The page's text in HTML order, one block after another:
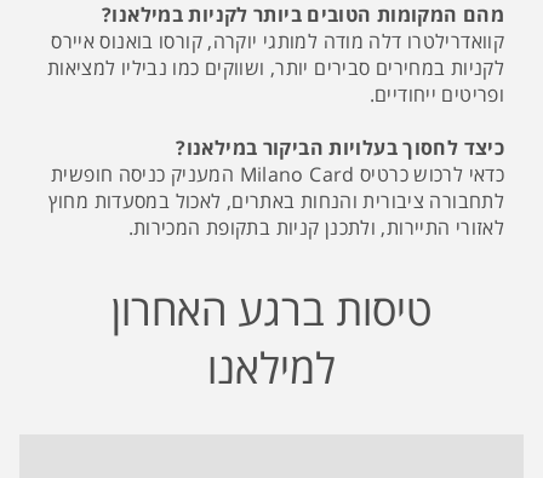
מהם המקומות הטובים ביותר לקניות במילאנו?
קוואדרילטרו דלה מודה למותגי יוקרה, קורסו בואנוס איירס
לקניות במחירים סבירים יותר, ושווקים כמו נביליו למציאות
ופריטים ייחודיים.
כיצד לחסוך בעלויות הביקור במילאנו?
כדאי לרכוש כרטיס Milano Card המעניק כניסה חופשית
לתחבורה ציבורית והנחות באתרים, לאכול במסעדות מחוץ
לאזורי התיירות, ולתכנן קניות בתקופת המכירות.
טיסות ברגע האחרון
למילאנו